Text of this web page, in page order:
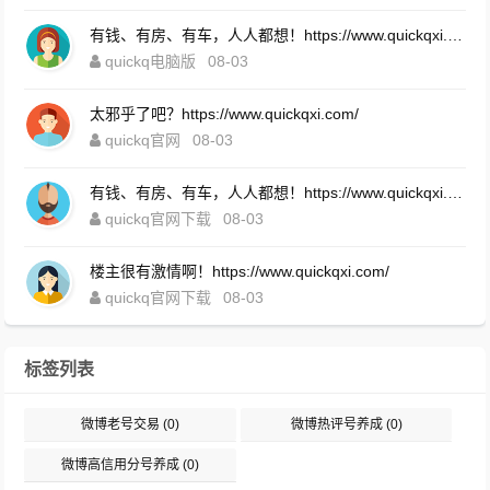
quickq电脑版
08-03
太邪乎了吧？https://www.quickqxi.com/
quickq官网
08-03
quickq官网下载
08-03
楼主很有激情啊！https://www.quickqxi.com/
quickq官网下载
08-03
标签列表
微博老号交易 (0) 微博热评号养成(0)
微博高信用分号养成 (0)